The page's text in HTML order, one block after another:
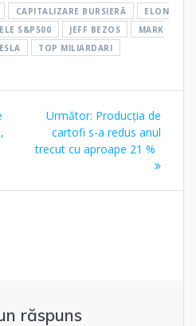
CAPITALIZARE BURSIERĂ
ELON
S&P500 JEFF BEZOS
MARK
TOP MILIARDARI
Următor: Articolul
următor:
Producția de
cartofi s-a redus anul
trecut cu aproape 21 %
răspuns